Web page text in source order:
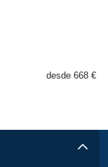
desde 668 €